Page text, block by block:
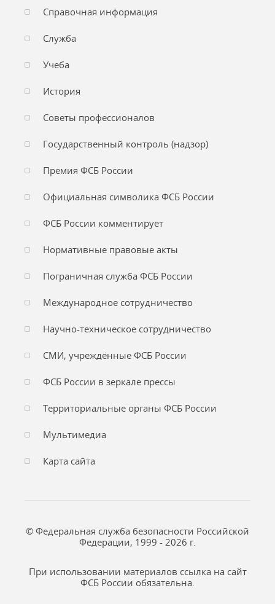
Справочная информация
Служба
Учеба
История
Советы профессионалов
Государственный контроль (надзор)
Премия ФСБ России
Официальная символика ФСБ России
ФСБ России комментирует
Нормативные правовые акты
Пограничная служба ФСБ России
Международное сотрудничество
Научно-техническое сотрудничество
СМИ, учреждённые ФСБ России
ФСБ России в зеркале прессы
Территориальные органы ФСБ России
Мультимедиа
Карта сайта
© Федеральная служба безопасности Российской
Федерации, 1999 - 2026 г.
При использовании материалов ссылка на сайт
ФСБ России обязательна.